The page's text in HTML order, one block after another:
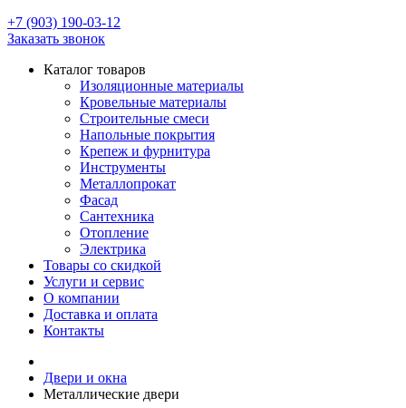
+7 (903) 190-03-12
Заказать звонок
Каталог товаров
Изоляционные материалы
Кровельные материалы
Строительные смеси
Напольные покрытия
Крепеж и фурнитура
Инструменты
Металлопрокат
Фасад
Сантехника
Отопление
Электрика
Товары со скидкой
Услуги и сервис
О компании
Доставка и оплата
Контакты
Двери и окна
Металлические двери